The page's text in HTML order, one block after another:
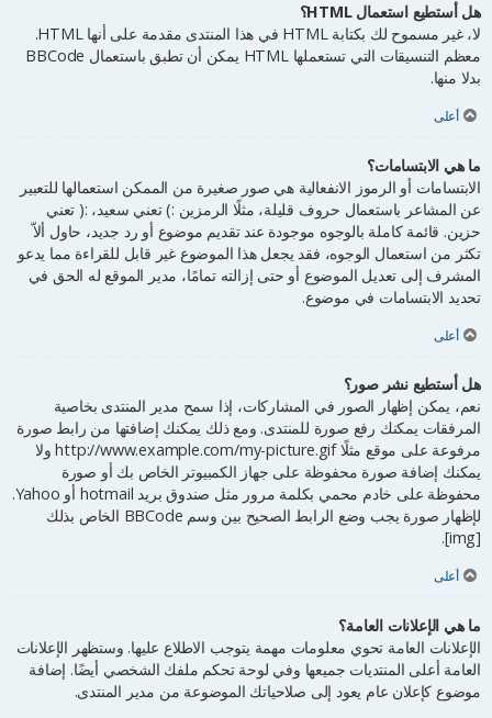
هل أستطيع استعمال HTML؟
لا، غير مسموح لك بكتابة HTML في هذا المنتدى مقدمة على أنها HTML.
معظم التنسيقات التي تستعملها HTML يمكن أن تطبق باستعمال BBCode
بدلا منها.
أعلى
ما هي الابتسامات؟
الابتسامات أو الرموز الانفعالية هي صور صغيرة من الممكن استعمالها للتعبير
عن المشاعر باستعمال حروف قليلة، مثلًا الرمزين :) تعني سعيد، :( تعني
حزين. قائمة كاملة بالوجوه موجودة عند تقديم موضوع أو رد جديد، حاول ألاّ
تكثر من استعمال الوجوه، فقد يجعل هذا الموضوع غير قابل للقراءة مما يدعو
المشرف إلى تعديل الموضوع أو حتى إزالته تمامًا، مدير الموقع له الحق في
تحديد الابتسامات في موضوع.
أعلى
هل أستطيع نشر صور؟
نعم، يمكن إظهار الصور في المشاركات، إذا سمح مدير المنتدى بخاصية
المرفقات يمكنك رفع صورة للمنتدى. ومع ذلك يمكنك إضافتها من رابط صورة
مرفوعة على موقع مثلًا http://www.example.com/my-picture.gif ولا
يمكنك إضافة صورة محفوظة على جهاز الكمبيوتر الخاص بك أو صورة
محفوظة على خادم محمي بكلمة مرور مثل صندوق بريد hotmail أو Yahoo.
لإظهار صورة يجب وضع الرابط الصحيح بين وسم BBCode الخاص بذلك
[img].
أعلى
ما هي الإعلانات العامة؟
الإعلانات العامة تحوي معلومات مهمة يتوجب الاطلاع عليها. وستظهر الإعلانات
العامة أعلى المنتديات جميعها وفي لوحة تحكم ملفك الشخصي أيضًا. إضافة
موضوع كإعلان عام يعود إلى صلاحياتك الموضوعة من مدير المنتدى.